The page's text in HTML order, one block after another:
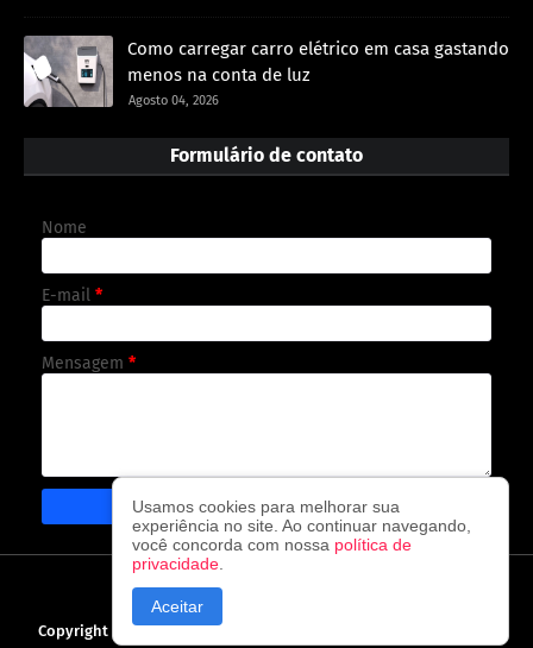
Como carregar carro elétrico em casa gastando
menos na conta de luz
Agosto 04, 2026
Formulário de contato
Nome
E-mail *
Mensagem *
CAPA CONTATO
Copyright © 2026O observador - A cada visita uma nova notícia!
Usamos cookies para melhorar sua
experiência no site. Ao continuar navegando,
você concorda com nossa política de
privacidade
Aceitar